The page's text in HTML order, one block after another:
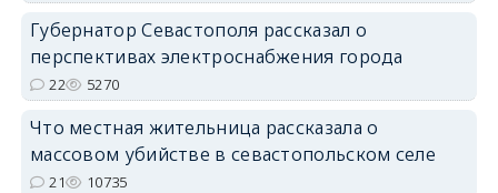
Губернатор Севастополя рассказал о
перспективах электроснабжения города
22 5270
Что местная жительница рассказала о
массовом убийстве в севастопольском селе
21 10735